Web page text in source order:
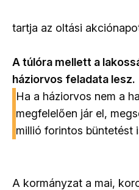
tartja az oltási
A túlóra mellett a
háziorvos feladata lesz.
Ha a háziorvos nem a
megfelelően jár el,
millió forintos büntetést
A kormányzat a mai,